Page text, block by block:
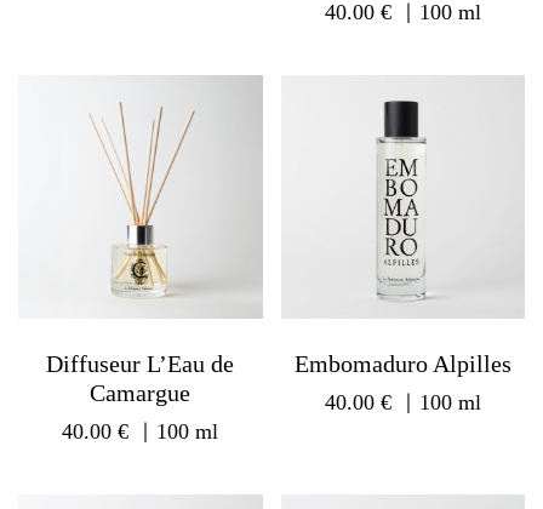
40.00 € ｜100 ml
Diffuseur L’Eau de
Camargue
40.00€ ｜100 ml
Embomaduro Alpilles
40.00 € ｜100 ml